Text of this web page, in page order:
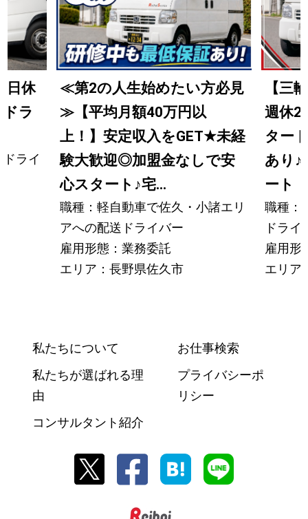
日休
ラ
ライ
≪第2の人生始めたい方必見
≫【平均月額40万円以
上！】安定収入をGET★未経
験大歓迎◎加盟金なしで安
心スタート ♪宅...
職種：軽自動車で佐久・小諸エリ
アへの配送ドライバー
雇用形態：業務委託
エリア：長野県佐久市
【三
週休2
ター
あり ♪
ート！
職種：
ドライ
雇用形
エリア
私たちについて
私たちが選ばれる理
由
コンサルタント紹介
お仕事検索
プライバシーポ
リシー